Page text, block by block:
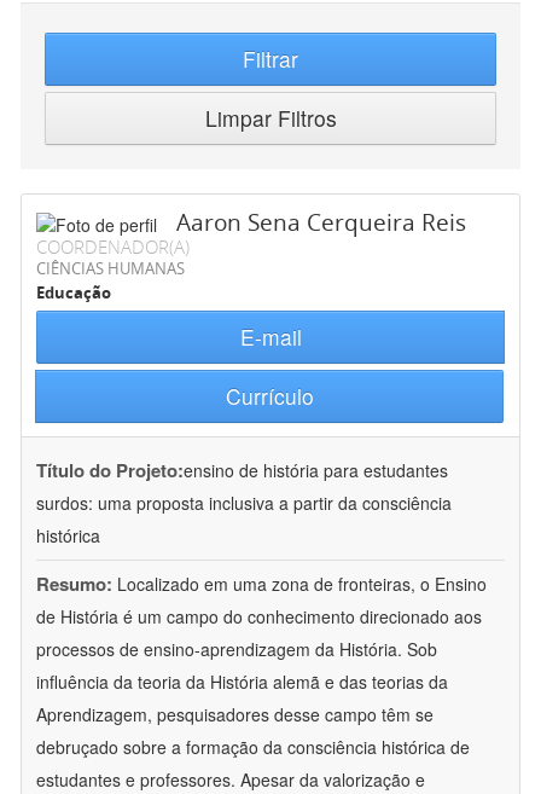
Filtrar
Limpar Filtros
Aaron Sena Cerqueira Reis
COORDENADOR(A)
CIÊNCIAS HUMANAS
Educação
E-mail
Currículo
Título do Projeto:ensino de história para estudantes
surdos: uma proposta inclusiva a partir da consciência
histórica
Resumo: Localizado em uma zona de fronteiras, o Ensino
de História é um campo do conhecimento direcionado aos
processos de ensino-aprendizagem da História. Sob
influência da teoria da História alemã e das teorias da
Aprendizagem, pesquisadores desse campo têm se
debruçado sobre a formação da consciência histórica de
estudantes e professores. Apesar da valorização e